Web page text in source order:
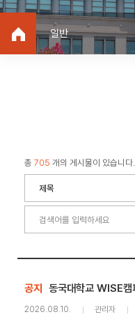
일반
총 705 개의 게시물이 있습니다.
공지
2026.08.10. 관리자